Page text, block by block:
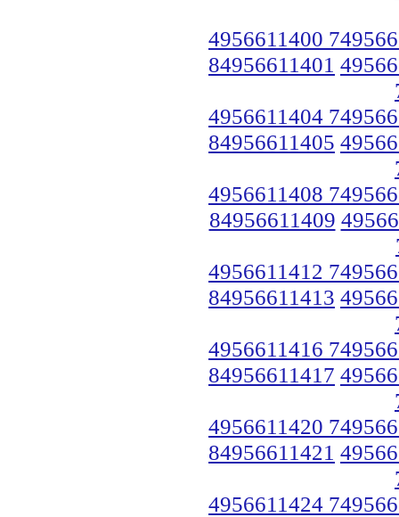
4956611400
84956611401
4956611404
84956611405
4956611408
84956611409
4956611412
84956611413
4956611416
84956611417
4956611420
84956611421
4956611424